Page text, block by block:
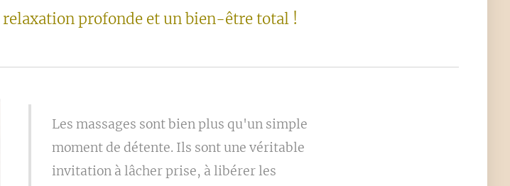
profonde et un bien-être total !
Les massages sont bien plus qu'un simple
moment de détente. Ils sont une véritable
invitation à lâcher prise, à libérer les